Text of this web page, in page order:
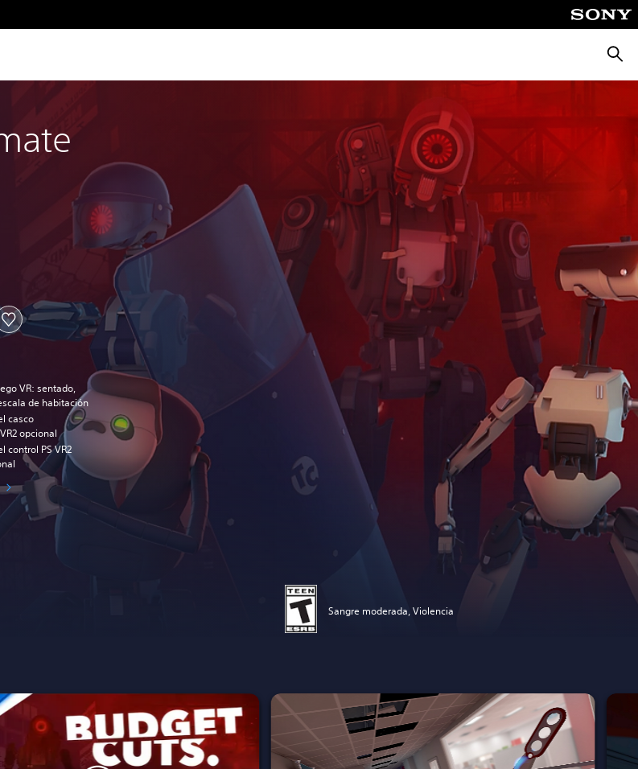
VR: sentado,
de habitación
casco
opcional
control PS VR2
Sangre moderada, Violencia